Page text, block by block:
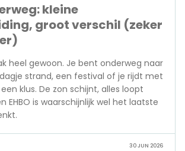
kleine
groot verschil (zeker
heel gewoon. Je bent onderweg naar
strand, een festival of je rijdt met
klus. De zon schijnt, alles loopt
EHBO is waarschijnlijk wel het laatste
30 JUN 2026